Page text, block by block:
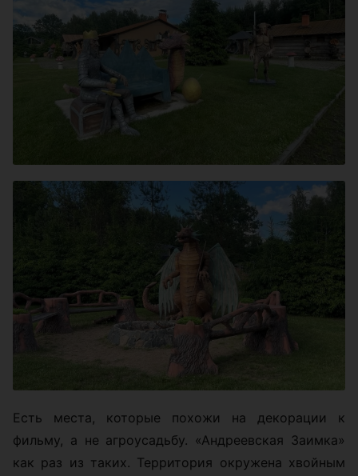
Есть места, которые похожи на декорации к
фильму, а не агроусадьбу. «Андреевская Заимка»
как раз из таких. Территория окружена хвойным